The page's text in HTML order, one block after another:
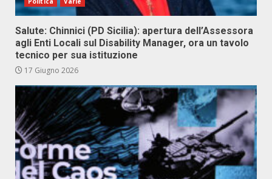
Salute: Chinnici (PD Sicilia): apertura dell’Assessora
agli Enti Locali sul Disability Manager, ora un tavolo
tecnico per sua istituzione
17 Giugno 2026